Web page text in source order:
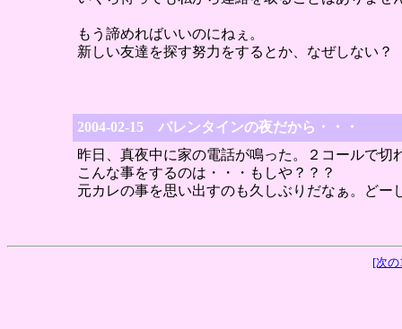
もう諦めればいいのにねぇ。
新しい友達を探す努力をするとか、なぜしない？
2004-02-15 バレンタインの夜だから・・・
昨日、真夜中に家の電話が鳴った。２コールで切
こんな事をするのは・・・もしや？？？
元カレの事を思い出すのも久しぶりだなぁ。どー
[次